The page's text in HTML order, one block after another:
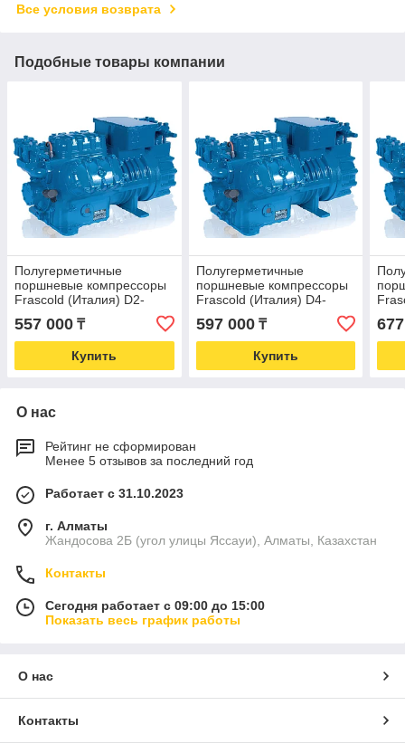
Все условия возврата
Подобные товары компании
Полугерметичные
поршневые компрессоры
Frascold (Италия) D2-
557 000 ₸
Купить
Полугерметичные
поршневые компрессоры
Frascold (Италия) D4-
597 000₸
Купить
О нас
Рейтинг не сформирован
Менее 5 отзывов за последний год
Работает с 31.10.2023
г. Алматы
Жандосова 2Б (угол улицы Яссауи), Алматы, Казахстан
Контакты
Сегодня работает с 09:00 до 15:00
Показать весь график работы
О нас
Контакты